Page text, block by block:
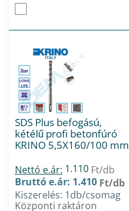
SDS Plus befogású,
kétélű profi betonfúró
KRINO 5,5X160/100 mm
Nettó e.ár: 1.110 Ft/db
Bruttó e.ár: 1.410 Ft/db
Kiszerelés: 1db/csomag
Központi raktáron